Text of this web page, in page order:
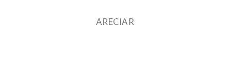
ARECIAR